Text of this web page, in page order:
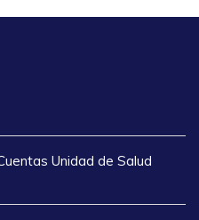
Unidad de Salud